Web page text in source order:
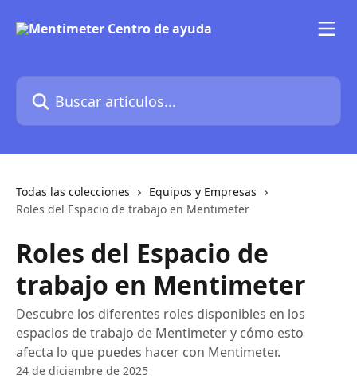
Buscar artículos...
Todas las colecciones
Equipos y Empresas
Roles del Espacio de trabajo en Mentimeter
Roles del Espacio de
trabajo en Mentimeter
Descubre los diferentes roles disponibles en los
espacios de trabajo de Mentimeter y cómo esto
afecta lo que puedes hacer con Mentimeter.
24 de diciembre de 2025